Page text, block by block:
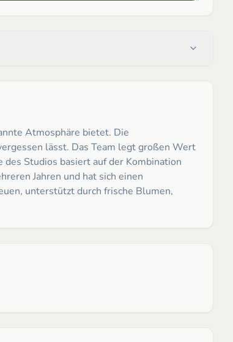
Atmosphäre bietet. Die
lässt. Das Team legt großen Wert
Studios basiert auf der Kombination
Jahren und hat sich einen
unterstützt durch frische Blumen,